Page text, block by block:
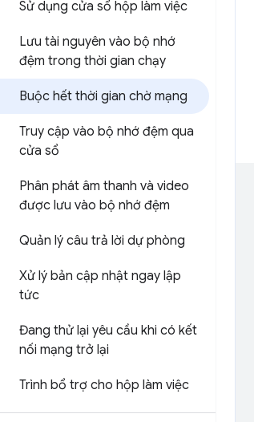
Sử dụng cửa sổ hộp làm việc
Lưu tài nguyên vào bộ nhớ
đệm trong thời gian chạy
Buộc hết thời gian chờ mạng
Truy cập vào bộ nhớ đệm qua
cửa sổ
Phân phát âm thanh và video
được lưu vào bộ nhớ đệm
Quản lý câu trả lời dự phòng
Xử lý bản cập nhật ngay lập
tức
Đang thử lại yêu cầu khi có kết
nối mạng trở lại
Trình bổ trợ cho hộp làm việc